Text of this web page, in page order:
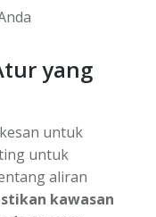
yang
untuk
untuk
aliran
kawasan